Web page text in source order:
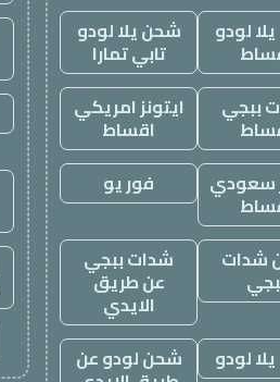
لودو
شحن يلا لودو
تابي تمارا
ببجي
ايتونز امريكي
اقساط
سعودي
فور يو
شدات شدات ببجي
عن طريق
الايدي
لودو
شحن لودو عن